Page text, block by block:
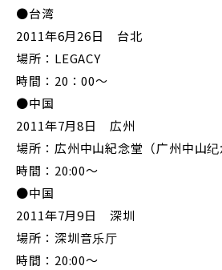
●台湾
2011年6月26日 台北
場所：LEGACY
時間：20：00～
●中国
2011年7月8日 広州
場所：広州中山紀念堂（广州中山纪
時間：20:00～
●中国
2011年7月9日 深圳
場所：深圳音乐厅
時間：20:00～